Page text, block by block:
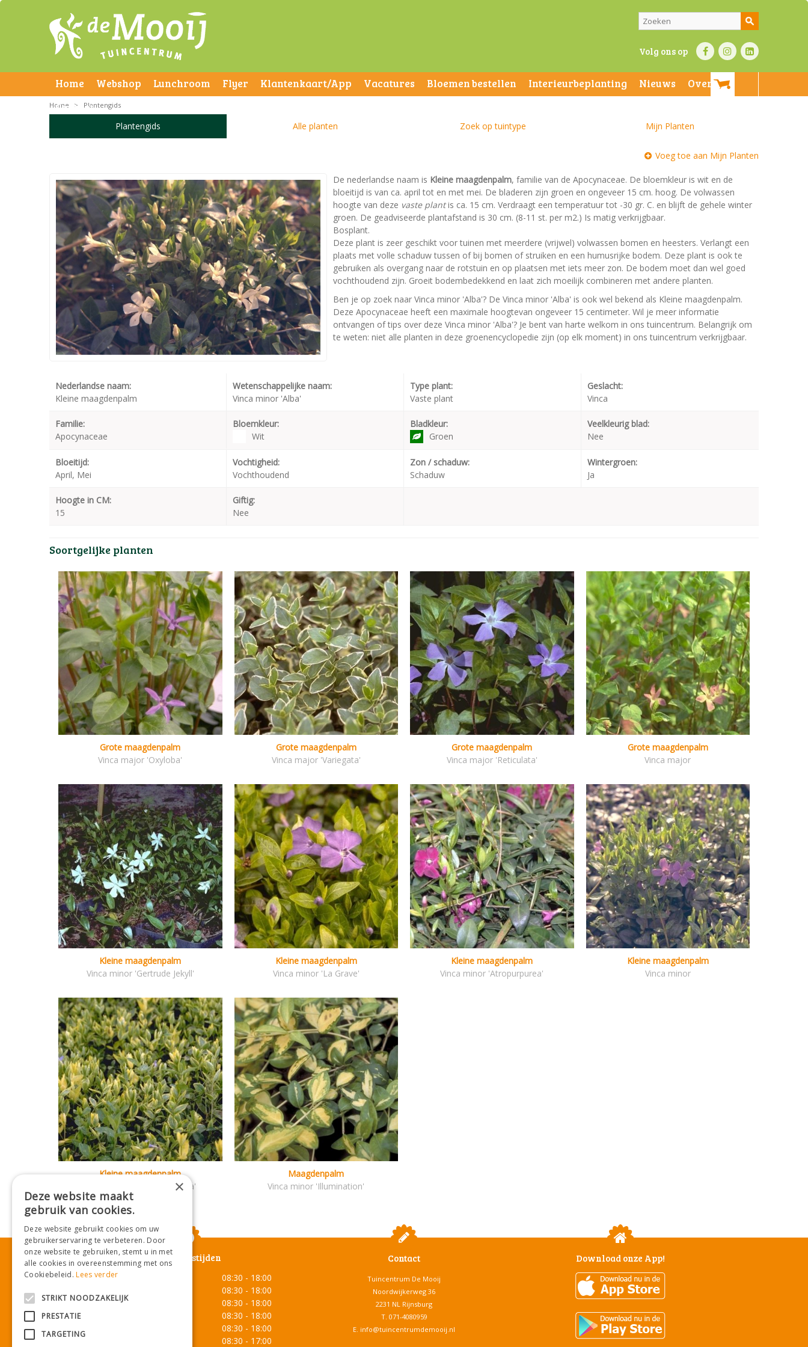
Volg ons op
Home Webshop Lunchroom Flyer Klantenkaart/App Vacatures Bloemen bestellen Interieurbeplanting Nieuws
Over ons
Contact
Home > Plantengids
Plantengids Alle planten Zoek op tuintype Mijn Planten
Voeg toe aan Mijn Planten
De nederlandse naam is Kleine maagdenpalm, familie van de Apocynaceae. De bloemkleur is wit en de
bloeitijd is van ca. april tot en met mei. De bladeren zijn groen en ongeveer 15 cm. hoog. De volwassen
hoogte van deze vaste plantis ca. 15 cm. Verdraagt een temperatuur tot -30 gr. C. en blijft de gehele winter
groen. De geadviseerde plantafstand is 30 cm. (8-11 st. per m2.) Is matig verkrijgbaar.
Bosplant.
Deze plant is zeer geschikt voor tuinen met meerdere (vrijwel) volwassen bomen en heesters. Verlangt een
plaats met volle schaduw tussen of bij bomen of struiken en een humusrijke bodem. Deze plant is ook te
gebruiken als overgang naar de rotstuin en op plaatsen met iets meer zon. De bodem moet dan wel goed
vochthoudend zijn. Groeit bodembedekkend en laat zich moeilijk combineren met andere planten.
Ben je op zoek naar Vinca minor 'Alba'? De Vinca minor 'Alba' is ook wel bekend als Kleine maagdenpalm.
Deze Apocynaceae heeft een maximale hoogtevan ongeveer 15 centimeter. Wil je meer informatie
ontvangen of tips over deze Vinca minor 'Alba'? Je bent van harte welkom in ons tuincentrum. Belangrijk om
te weten: niet alle planten in deze groenencyclopedie zijn (op elk moment) in ons tuincentrum verkrijgbaar.
Nederlandse naam:
Kleine maagdenpalm
Wetenschappelijke naam:
Vinca minor 'Alba'
Type plant:
Vaste plant
Geslacht:
Vinca
Familie:
Apocynaceae
Bloemkleur:
Wit
Bladkleur:
Groen
Veelkleurig blad:
Nee
Bloeitijd:
April, Mei
Vochtigheid:
Vochthoudend
Zon / schaduw:
Schaduw
Wintergroen:
Ja
Hoogte in CM:
15
Giftig:
Nee
Soortgelijke planten
Grote maagdenpalm
Vinca major 'Oxyloba'
Grote maagdenpalm
Vinca major 'Variegata'
Grote maagdenpalm
Vinca major 'Reticulata'
Grote maagdenpalm
Vinca major
Kleine maagdenpalm
Vinca minor 'Gertrude Jekyll'
Kleine maagdenpalm
Vinca minor 'La Grave'
Kleine maagdenpalm
Vinca minor 'Atropurpurea'
Kleine maagdenpalm
Vinca minor
Kleine maagdenpalm
Vinca minor 'Aureovariegata'
Maagdenpalm
Vinca minor 'Illumination'
Openingstijden
Maandag
08:30 - 18:00
08:30 - 18:00
Woensdag
08:30 - 18:00
08:30 - 18:00
08:30 - 18:00
08:30 - 17:00
Contact
Tuincentrum De Mooij
Noordwijkerweg 36
2231 NL Rijnsburg
T. 071-4080959
E. info@tuincentrumdemooij.nl
Download onze App!
×
Deze website maakt
gebruik van cookies.
Deze website gebruikt cookies om uw
gebruikerservaring te verbeteren. Door
onze website te gebruiken, stemt u in met
alle cookies in overeenstemming met ons
Cookiebeleid.Lees verder
STRIKT NOODZAKELIJK
PRESTATIE
TARGETING